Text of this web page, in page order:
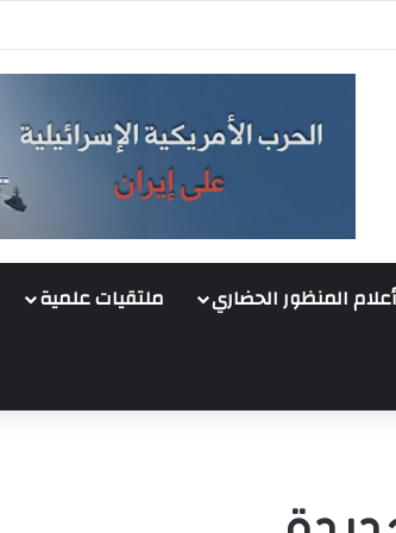
أعلام المنظور الحضاري ملتقيات علمية